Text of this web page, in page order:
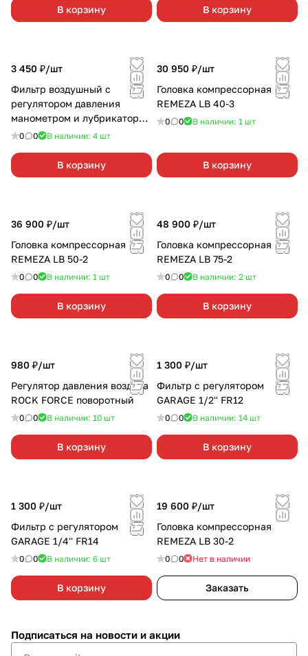
В корзину В корзину
3 450 ₽/шт
Фильтр воздушный с
регулятором давления
манометром и лубрикатором
Кратон
0 0 В наличии: 4 шт
В корзину
30 950 ₽/шт
Головка компрессорная
REMEZA LB 40-3
0 0 В наличии: 1 шт
В корзину
36 900 ₽/шт
Головка компрессорная
REMEZA LB 50-2
0 0 В наличии: 1 шт
В корзину
48 900 ₽/шт
Головка компрессорная
REMEZA LB 75-2
0 0 В наличии: 2 шт
В корзину
980 ₽/шт
Регулятор давления воздуха
ROCK FORCE поворотный
0 0 В наличии: 10 шт
В корзину
1 300 ₽/шт
Фильтр с регулятором
GARAGE 1/2'' FR12
0 0 В наличии: 14 шт
В корзину
1 300 ₽/шт
Фильтр с регулятором
GARAGE 1/4'' FR14
0 0 В наличии: 6 шт
В корзину
19 600 ₽/шт
Головка компрессорная
REMEZA LB 30-2
0 0 Нет в наличии
Заказать
Подписаться на новости и акции